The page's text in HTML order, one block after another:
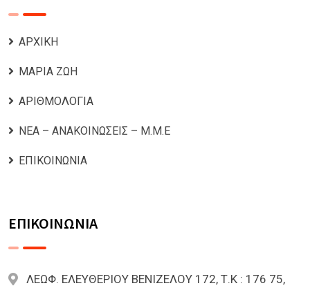
ΑΡΧΙΚΗ
ΜΑΡΙΑ ΖΩΗ
ΑΡΙΘΜΟΛΟΓΙΑ
ΝΕΑ – ΑΝΑΚΟΙΝΩΣΕΙΣ – Μ.Μ.Ε
ΕΠΙΚΟΙΝΩΝΙΑ
ΕΠΙΚΟΙΝΩΝΙΑ
ΛΕΩΦ. ΕΛΕΥΘΕΡΙΟΥ ΒΕΝΙΖΕΛΟΥ 172, Τ.Κ : 176 75,